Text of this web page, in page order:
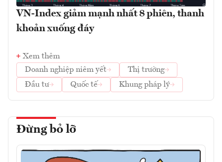
VN-Index giảm mạnh nhất 8 phiên, thanh
khoản xuống đáy
Xem thêm
Doanh nghiệp niêm yết
Thị trường
Đầu tư
Quốc tế Khung pháp lý
Đừng bỏ lỡ